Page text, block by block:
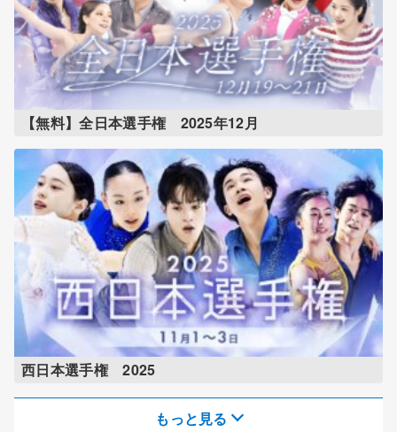
【無料】全日本選手権 2025年12月
西日本選手権 2025
もっと見る